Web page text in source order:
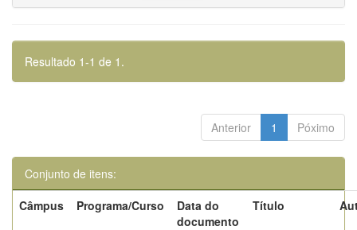
Resultado 1-1 de 1.
Anterior 1 Póximo
Conjunto de itens:
Câmpus
Programa/Curso
Data do
documento
Título